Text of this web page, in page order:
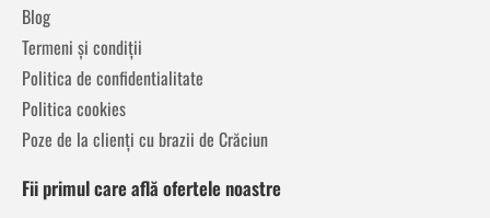
Blog
Termeni și condiții
Politica de confidentialitate
Politica cookies
Poze de la clienți cu brazii de Crăciun
Fii primul care află ofertele noastre